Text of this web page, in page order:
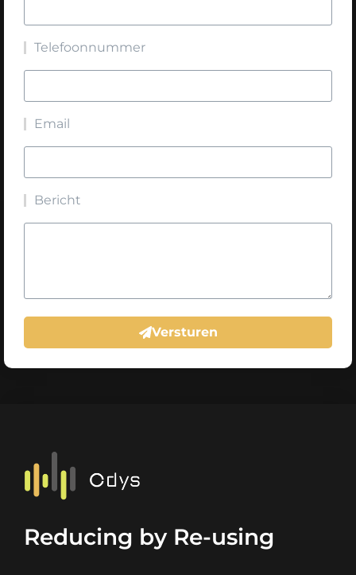
Telefoonnummer
Email
Bericht
Versturen
Reducing by Re-using